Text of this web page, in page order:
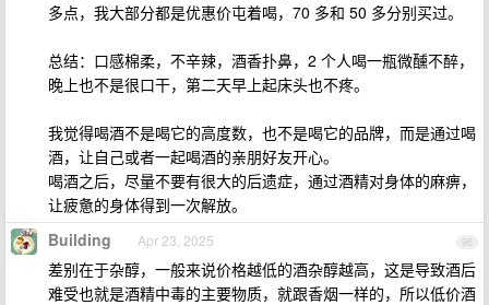
多点，我大部分都是优惠价屯着喝，70 多和 50 多分别买过。
总结：口感棉柔，不辛辣，酒香扑鼻，2 个人喝一瓶微醺不醉，
晚上也不是很口干，第二天早上起床头也不疼。
我觉得喝酒不是喝它的高度数，也不是喝它的品牌，而是通过喝
酒，让自己或者一起喝酒的亲朋好友开心。
喝酒之后，尽量不要有很大的后遗症，通过酒精对身体的麻痹，
让疲惫的身体得到一次解放。
96
Building Apr 23, 2025
差别在于杂醇，一般来说价格越低的酒杂醇越高，这是导致酒后
难受也就是酒精中毒的主要物质，就跟香烟一样的，所以低价酒